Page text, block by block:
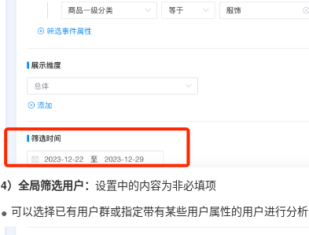
4）全局筛选用户： 设置中的内容为非必填项
可以选择已有用户群或指定带有某些用户属性的用户进行分